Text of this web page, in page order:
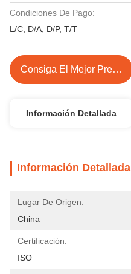
Condiciones De Pago:
L/C, D/A, D/P, T/T
Consiga El Mejor Precio
Información Detallada
Información Detallada
Lugar De Origen:
China
Certificación:
ISO